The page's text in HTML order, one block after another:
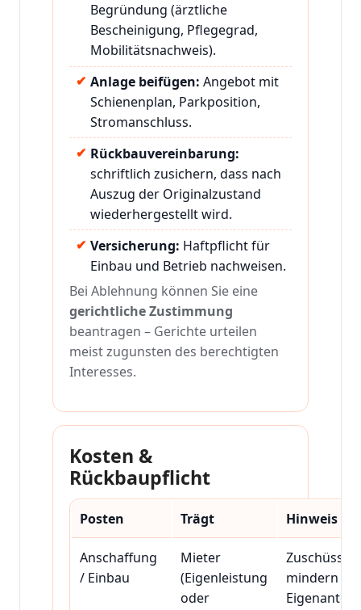
Begründung (ärztliche
Bescheinigung, Pflegegrad,
Mobilitätsnachweis).
Anlage beifügen: Angebot mit
Schienenplan, Parkposition,
Stromanschluss.
Rückbauvereinbarung:
schriftlich zusichern, dass nach
Auszug der Originalzustand
wiederhergestellt wird.
Versicherung: Haftpflicht für
Einbau und Betrieb nachweisen.
Bei Ablehnung können Sie eine
gerichtliche Zustimmung
beantragen – Gerichte urteilen
meist zugunsten des berechtigten
Interesses.
Kosten &
Rückbaupflicht
Posten Trägt Hinweis
Anschaffung
/ Einbau
Mieter
(Eigenleistung
oder
Zuschüsse
mindern
Eigenanteil.